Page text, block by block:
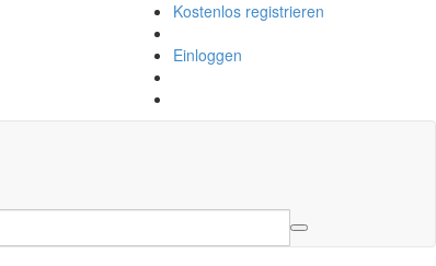
Kostenlos registrieren
Einloggen